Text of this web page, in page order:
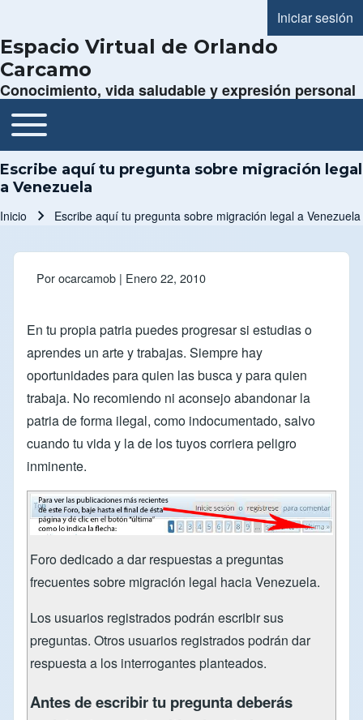
Menú de
Iniciar sesión
Espacio Virtual de Orlando
Carcamo
Conocimiento, vida saludable y expresión personal
Navegación principal
Toggle main menu
Escribe aquí tu pregunta sobre migración legal
a Venezuela
Inicio Escribe aquí tu pregunta sobre migración legal a Venezuela
Porocarcamob | Enero 22, 2010
En tu propia patria puedes progresar si estudias o
aprendes un arte y trabajas. Siempre hay
oportunidades para quien las busca y para quien
trabaja. No recomiendo ni aconsejo abandonar la
patria de forma ilegal, como indocumentado, salvo
cuando tu vida y la de los tuyos corriera peligro
inminente.
Foro dedicado a dar respuestas a preguntas
frecuentes sobre migración legal hacia Venezuela.
Los usuarios registrados podrán escribir sus
preguntas. Otros usuarios registrados podrán dar
respuesta a los interrogantes planteados.
Antes de escribir tu pregunta deberás